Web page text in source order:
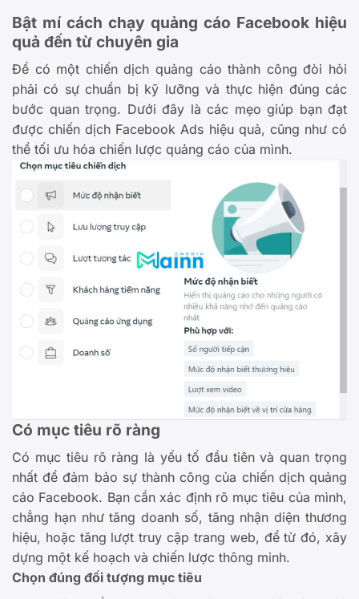
Bật mí cách chạy quảng cáo Facebook hiệu
quả đến từ chuyên gia
Để có một chiến dịch quảng cáo thành công đòi hỏi
phải có sự chuẩn bị kỹ lưỡng và thực hiện đúng các
bước quan trọng. Dưới đây là các mẹo giúp bạn đạt
được chiến dịch Facebook Ads hiệu quả, cũng như có
thể tối ưu hóa chiến lược quảng cáo của mình.
Có mục tiêu rõ ràng
Có mục tiêu rõ ràng là yếu tố đầu tiên và quan trọng
nhất để đảm bảo sự thành công của chiến dịch quảng
cáo Facebook. Bạn cần xác định rõ mục tiêu của mình,
chẳng hạn như tăng doanh số, tăng nhận diện thương
hiệu, hoặc tăng lượt truy cập trang web, để từ đó, xây
dựng một kế hoạch và chiến lược thông minh.
Chọn đúng đối tượng mục tiêu